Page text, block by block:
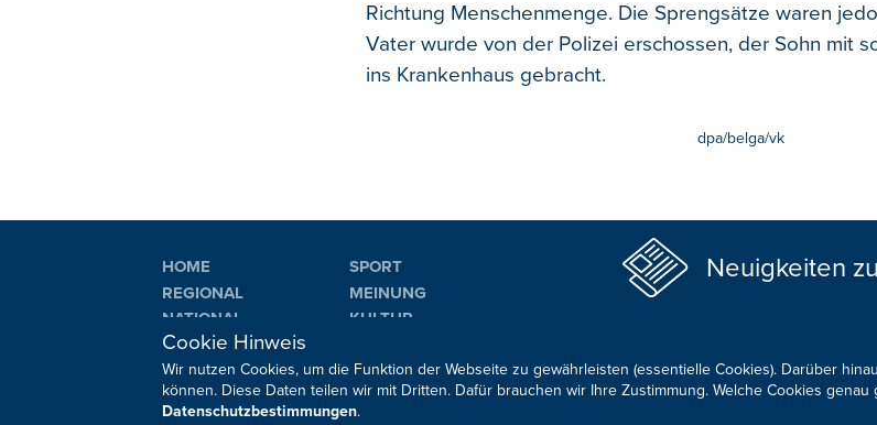
Richtung Menschenmenge. Die Sprengsätze waren
Vater wurde von der Polizei erschossen, der Sohn mit
ins Krankenhaus gebracht.
dpa/belga/vk
HOME
REGIONAL
NATIONAL
INTERNATIONAL
SPORT
MEINUNG
KULTUR
Neuigkeiten
Sie haben noch Fragen oder Anmerkungen?
Cookie Hinweis
Wir nutzen Cookies, um die Funktion der Webseite zu gewährleisten (essentielle Cookies). Darüber
können. Diese Daten teilen wir mit Dritten. Dafür brauchen wir Ihre Zustimmung. Welche Cookies
Datenschutzbestimmungen.